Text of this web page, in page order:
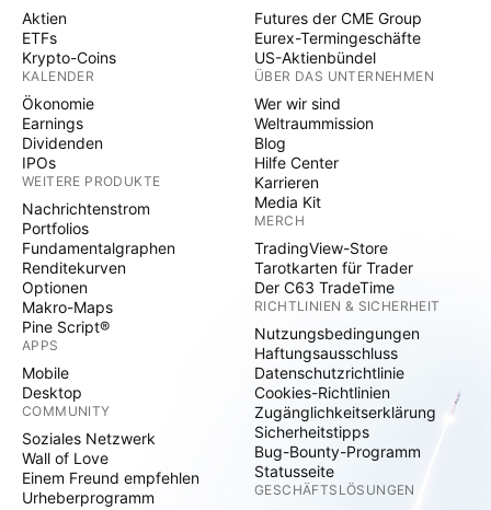
Aktien
ETFs
Krypto-Coins
KALENDER
Ökonomie
Earnings
Dividenden
IPOs
WEITERE PRODUKTE
Nachrichtenstrom
Portfolios
Fundamentalgraphen
Renditekurven
Optionen
Makro-Maps
Pine Script®
APPS
Mobile
Desktop
COMMUNITY
Soziales Netzwerk
Wall of Love
Einem Freund empfehlen
Urheberprogramm
Futures der CME Group
Eurex-Termingeschäfte
US-Aktienbündel
ÜBER DAS UNTERNEHMEN
Wer wir sind
Weltraummission
Blog
Hilfe Center
Karrieren
Media Kit
MERCH
TradingView-Store
Tarotkarten für Trader
Der C63 TradeTime
RICHTLINIEN & SICHERHEIT
Nutzungsbedingungen
Haftungsausschluss
Datenschutzrichtlinie
Cookies-Richtlinien
Zugänglichkeitserklärung
Sicherheitstipps
Bug-Bounty-Programm
Statusseite
GESCHÄFTSLÖSUNGEN